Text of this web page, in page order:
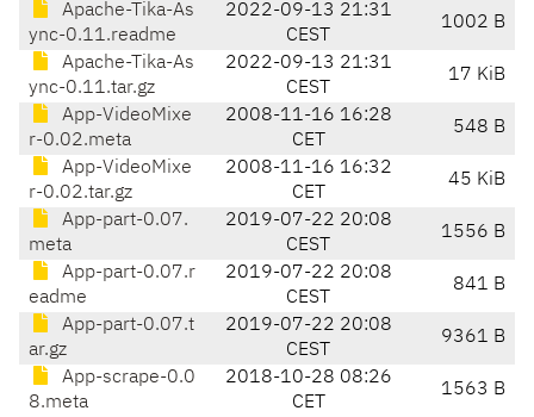
Apache-Tika-As
ync-0.11.readme
2022-09-13 21:31
CEST
1002 B
Apache-Tika-As
ync-0.11.tar.gz
2022-09-13 21:31
CEST
17 KiB
App-VideoMixe
r-0.02.meta
2008-11-16 16:28
CET
548 B
App-VideoMixe
r-0.02.tar.gz
2008-11-16 16:32
CET
45 KiB
App-part-0.07.
meta
2019-07-22 20:08
CEST
1556 B
App-part-0.07.r
eadme
2019-07-22 20:08
CEST
841 B
App-part-0.07.t
ar.gz
2019-07-22 20:08
CEST
9361 B
App-scrape-0.0
8.meta
2018-10-28 08:26
CET
1563 B